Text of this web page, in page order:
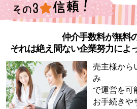
仲介手数料が無料
それは絶え間ない企業努力によ
売主様から
み
で運営を可
お手続きや